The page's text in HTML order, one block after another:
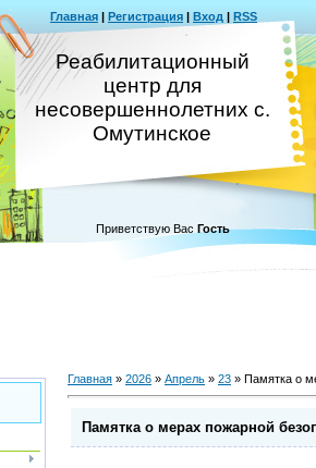
Главная | Регистрация | Вход | RSS
Реабилитационный
центр для
несовершеннолетних с.
Омутинское
Приветствую Вас Гость
Главная » 2026 » Апрель » 23 » Памятка о
Памятка о мерах пожарной